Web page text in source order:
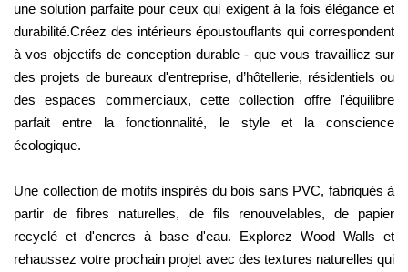
une solution parfaite pour ceux qui exigent à la fois élégance et
durabilité.Créez des intérieurs époustouflants qui correspondent
à vos objectifs de conception durable - que vous travailliez sur
des projets de bureaux d'entreprise, d’hôtellerie, résidentiels ou
des espaces commerciaux, cette collection offre l'équilibre
parfait entre la fonctionnalité, le style et la conscience
écologique.
Une collection de motifs inspirés du bois sans PVC, fabriqués à
partir de fibres naturelles, de fils renouvelables, de papier
recyclé et d'encres à base d'eau. Explorez Wood Walls et
rehaussez votre prochain projet avec des textures naturelles qui